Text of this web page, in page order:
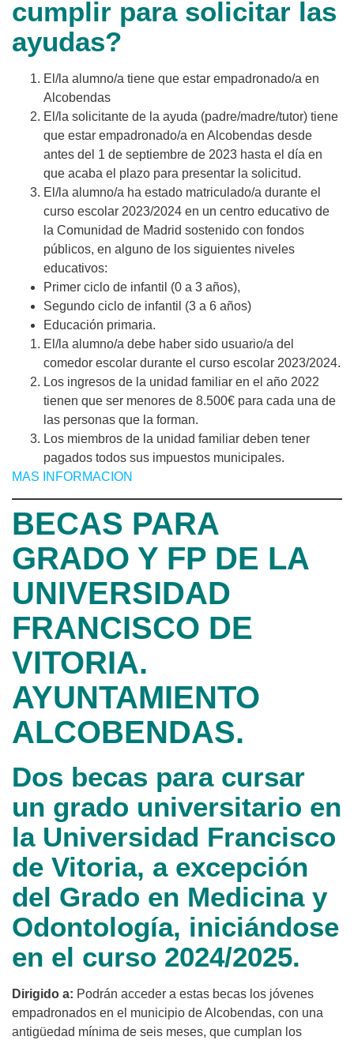
cumplir para solicitar las
ayudas?
El/la alumno/a tiene que estar empadronado/a en
Alcobendas
El/la solicitante de la ayuda (padre/madre/tutor) tiene
que estar empadronado/a en Alcobendas desde
antes del 1 de septiembre de 2023 hasta el día en
que acaba el plazo para presentar la solicitud.
El/la alumno/a ha estado matriculado/a durante el
curso escolar 2023/2024 en un centro educativo de
la Comunidad de Madrid sostenido con fondos
públicos, en alguno de los siguientes niveles
educativos:
Primer ciclo de infantil (0 a 3 años),
Segundo ciclo de infantil (3 a 6 años)
Educación primaria.
El/la alumno/a debe haber sido usuario/a del
comedor escolar durante el curso escolar 2023/2024.
Los ingresos de la unidad familiar en el año 2022
tienen que ser menores de 8.500€ para cada una de
las personas que la forman.
Los miembros de la unidad familiar deben tener
pagados todos sus impuestos municipales.
MAS INFORMACION
BECAS PARA
GRADO Y FP DE LA
UNIVERSIDAD
FRANCISCO DE
VITORIA.
AYUNTAMIENTO
ALCOBENDAS.
Dos becas para cursar
un grado universitario en
la Universidad Francisco
de Vitoria, a excepción
del Grado en Medicina y
Odontología, iniciándose
en el curso 2024/2025.
Dirigido a: Podrán acceder a estas becas los jóvenes
empadronados en el municipio de Alcobendas, con una
antigüedad mínima de seis meses, que cumplan los